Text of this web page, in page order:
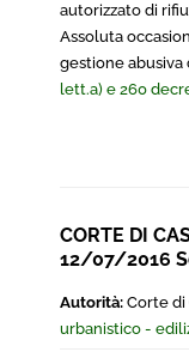
autorizzato di
Assoluta
gestione abusiva
lett.a) e 260
CORTE DI
12/07/2016
Autorità: Corte di
urbanistico -